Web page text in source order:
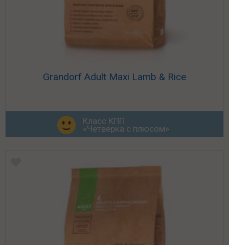
Grandorf Adult Maxi Lamb & Rice
Класс КПП
«Четвёрка с плюсом»